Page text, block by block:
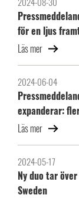
för en ljus
Läs mer
2024-06-04
expanderar:
Läs mer
2024-05-17
Ny duo tar
Sweden